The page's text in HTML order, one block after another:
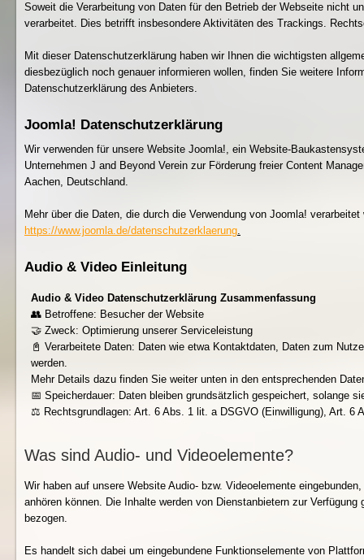
Soweit die Verarbeitung von Daten für den Betrieb der Webseite nicht
verarbeitet. Dies betrifft insbesondere Aktivitäten des Trackings.
Mit dieser Datenschutzerklärung haben wir Ihnen die wichtigsten
diesbezüglich noch genauer informieren wollen, finden Sie weitere
Datenschutzerklärung des Anbieters.
Joomla! Datenschutzerklärung
Wir verwenden für unsere Website Joomla!, ein Website-
Unternehmen J and Beyond Verein zur Förderung freier Content
Aachen, Deutschland.
Mehr über die Daten, die durch die Verwendung von Joomla!
https://www.joomla.de/datenschutzerklaerung.
Audio & Video Einleitung
Audio & Video Datenschutzerklärung Zusammenfassung
👥 Betroffene: Besucher der Website
🤝 Zweck: Optimierung unserer Serviceleistung
📓 Verarbeitete Daten: Daten wie etwa Kontaktdaten, Daten zum
werden.
Mehr Details dazu finden Sie weiter unten in den entsprechenden
📅 Speicherdauer: Daten bleiben grundsätzlich gespeichert, solange
⚖️ Rechtsgrundlagen: Art. 6 Abs. 1 lit. a DSGVO (Einwilligung), Art. 6
Was sind Audio- und Videoelemente?
Wir haben auf unsere Website Audio- bzw. Videoelemente
anhören können. Die Inhalte werden von Dienstanbietern zur
bezogen.
Es handelt sich dabei um eingebundene Funktionselemente von